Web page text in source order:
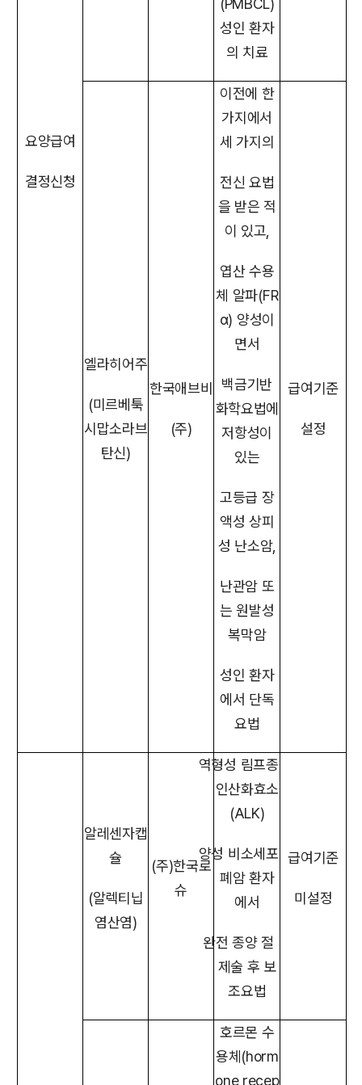
요양급여
결정신청
(PMBCL)
성인 환자
의 치료
엘라히어주
(미르베툭
시맙소라브
탄신)
한국애브비
(주)
이전에 한
가지에서
세 가지의
전신 요법
을 받은 적
이 있고,
엽산 수용
체 알파(FR
α) 양성이
면서
백금기반
화학요법에
저항성이
있는
고등급 장
액성 상피
성 난소암,
난관암 또
는 원발성
복막암
성인 환자
에서 단독
요법
급여기준
설정
알레센자캡
슐
(알렉티닙
염산염)
(주)한국로
슈
역형성 림프종
인산화효소
(ALK)
양성 비소세포
폐암 환자
에서
완전 종양 절
제술 후 보
조요법
급여기준
미설정
호르몬 수
용체(horm
one recep